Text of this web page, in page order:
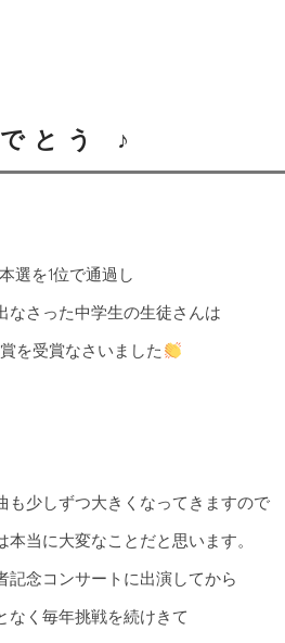
とう ♪
選を1位で通過し
なさった中学生の生徒さんは
を受賞なさいました
も少しずつ大きくなってきますので
当に大変なことだと思います。
記念コンサートに出演してから
なく毎年挑戦を続けきて